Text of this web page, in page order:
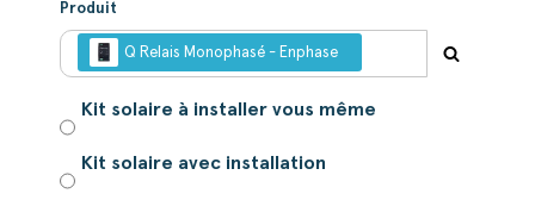
Produit
Q Relais Monophasé - Enphase
Kit solaire à installer vous même
Kit solaire avec installation